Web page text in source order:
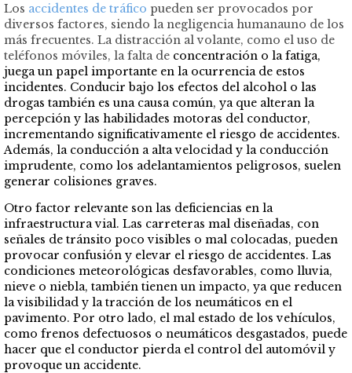
Los accidentes de tráfico pueden ser provocados por
diversos factores, siendo la negligencia humanauno de los
más frecuentes. La distracción al volante, como el uso de
teléfonos móviles, la falta de concentración o la fatiga,
juega un papel importante en la ocurrencia de estos
incidentes. Conducir bajo los efectos del alcohol o las
drogas también es una causa común, ya que alteran la
percepción y las habilidades motoras del conductor,
incrementando significativamente el riesgo de accidentes.
Además, la conducción a alta velocidad y la conducción
imprudente, como los adelantamientos peligrosos, suelen
generar colisiones graves.
Otro factor relevante son las deficiencias en la
infraestructura vial. Las carreteras mal diseñadas, con
señales de tránsito poco visibles o mal colocadas, pueden
provocar confusión y elevar el riesgo de accidentes. Las
condiciones meteorológicas desfavorables, como lluvia,
nieve o niebla, también tienen un impacto, ya que reducen
la visibilidad y la tracción de los neumáticos en el
pavimento. Por otro lado, el mal estado de los vehículos,
como frenos defectuosos o neumáticos desgastados, puede
hacer que el conductor pierda el control del automóvil y
provoque un accidente.